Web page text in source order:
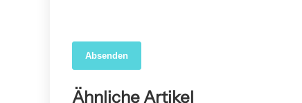
Absenden
Ähnliche Artikel
Forscher nutzen KI, um das wahre Ausmaß der